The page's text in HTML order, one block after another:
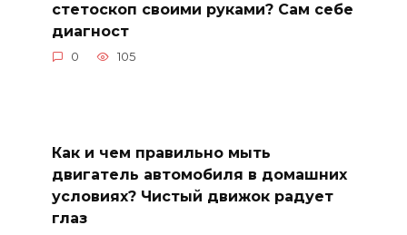
стетоскоп своими руками? Сам себе
диагност
0 105
Как и чем правильно мыть
двигатель автомобиля в домашних
условиях? Чистый движок радует
глаз